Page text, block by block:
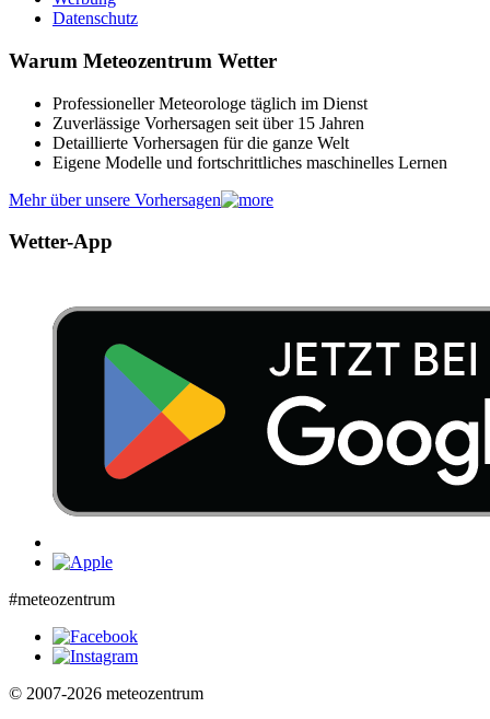
Datenschutz
Warum Meteozentrum Wetter
Professioneller Meteorologe täglich im Dienst
Zuverlässige Vorhersagen seit über 15 Jahren
Detaillierte Vorhersagen für die ganze Welt
Eigene Modelle und fortschrittliches maschinelles Lernen
Mehr über unsere Vorhersagen
Wetter-App
#meteozentrum
© 2007-2026 meteozentrum